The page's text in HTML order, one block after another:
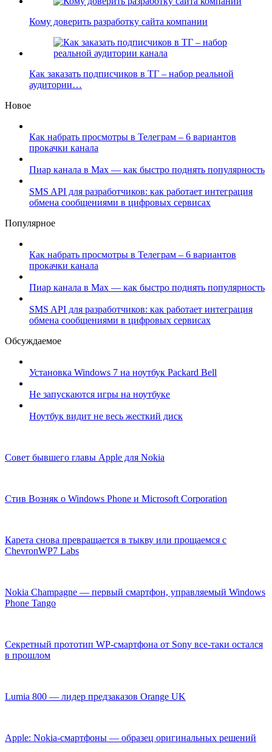
Кому доверить разработку сайта компании
Как заказать подписчиков в ТГ – набор реальной
аудитории…
Новое
Как набрать просмотры в Телеграм – 6 вариантов
прокачки канала
Пиар канала в Max — как быстро поднять популярность
SMS API для разработчиков: как работает интеграция
обмена сообщениями в цифровых сервисах
Популярное
Как набрать просмотры в Телеграм – 6 вариантов
прокачки канала
Пиар канала в Max — как быстро поднять популярность
SMS API для разработчиков: как работает интеграция
обмена сообщениями в цифровых сервисах
Обсуждаемое
Установка Windows 7 на ноутбук Packard Bell
Не запускаются игры на ноутбуке
Ноутбук видит не весь жесткий диск
Совет бывшего главы Apple для Nokia
Стив Возняк о Windows Phone и Microsoft Corporation
Карета снова превращается в тыкву или прощаемся с
ChevronWP7 Labs
Nokia Champagne — первый смартфон, управляемый Windows
Phone Tango
Секретный прототип WP-смартфона от Sony все-таки остался
в прошлом
Lumia 800 — лидер предзаказов Orange UK
Apple: Nokia-смартфоны — образец оригинальных решений